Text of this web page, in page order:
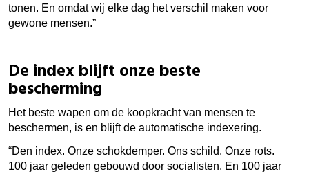
tonen. En omdat wij elke dag het verschil maken voor
gewone mensen.”
De index blijft onze beste
bescherming
Het beste wapen om de koopkracht van mensen te
beschermen, is en blijft de automatische indexering.
“Den index. Onze schokdemper. Ons schild. Onze rots.
100 jaar geleden gebouwd door socialisten. En 100 jaar